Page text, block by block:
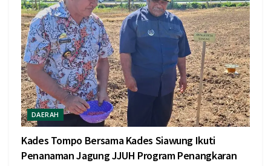
DAERAH
Kades Tompo Bersama Kades Siawung Ikuti
Penanaman Jagung JJUH Program Penangkaran